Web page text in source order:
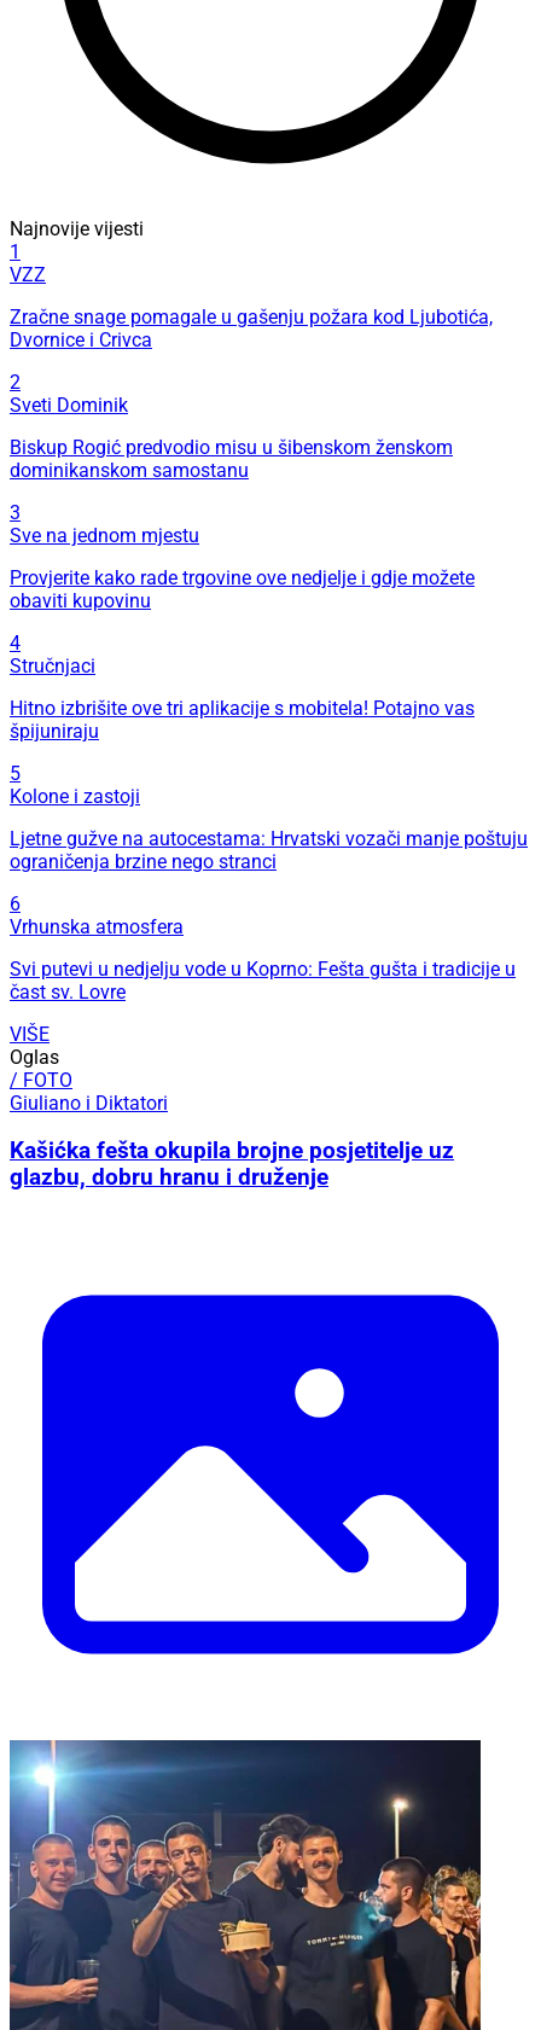
Najnovije vijesti
1
VZZ
Zračne snage pomagale u gašenju požara kod Ljubotića,
Dvornice i Crivca
2
Sveti Dominik
Biskup Rogić predvodio misu u šibenskom ženskom
dominikanskom samostanu
3
Sve na jednom mjestu
Provjerite kako rade trgovine ove nedjelje i gdje možete
obaviti kupovinu
4
Stručnjaci
Hitno izbrišite ove tri aplikacije s mobitela! Potajno vas
špijuniraju
5
Kolone i zastoji
Ljetne gužve na autocestama: Hrvatski vozači manje poštuju
ograničenja brzine nego stranci
6
Vrhunska atmosfera
Svi putevi u nedjelju vode u Koprno: Fešta gušta i tradicije u
čast sv. Lovre
VIŠE
Oglas
/ FOTO
Giuliano i Diktatori
Kašićka fešta okupila brojne posjetitelje uz
glazbu, dobru hranu i druženje